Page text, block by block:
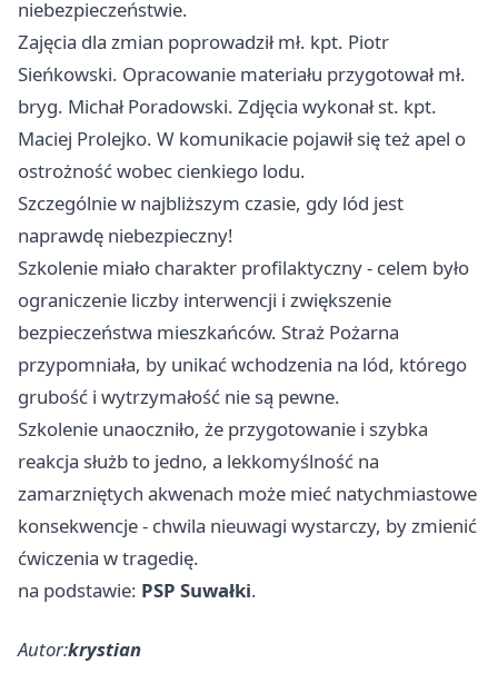
niebezpieczeństwie.
Zajęcia dla zmian poprowadził mł. kpt. Piotr
Sieńkowski. Opracowanie materiału przygotował mł.
bryg. Michał Poradowski. Zdjęcia wykonał st. kpt.
Maciej Prolejko. W komunikacie pojawił się też apel o
ostrożność wobec cienkiego lodu.
Szczególnie w najbliższym czasie, gdy lód jest
naprawdę niebezpieczny!
Szkolenie miało charakter profilaktyczny - celem było
ograniczenie liczby interwencji i zwiększenie
bezpieczeństwa mieszkańców. Straż Pożarna
przypomniała, by unikać wchodzenia na lód, którego
grubość i wytrzymałość nie są pewne.
Szkolenie unaoczniło, że przygotowanie i szybka
reakcja służb to jedno, a lekkomyślność na
zamarzniętych akwenach może mieć natychmiastowe
konsekwencje - chwila nieuwagi wystarczy, by zmienić
ćwiczenia w tragedię.
na podstawie: PSP Suwałki.
Autor:krystian